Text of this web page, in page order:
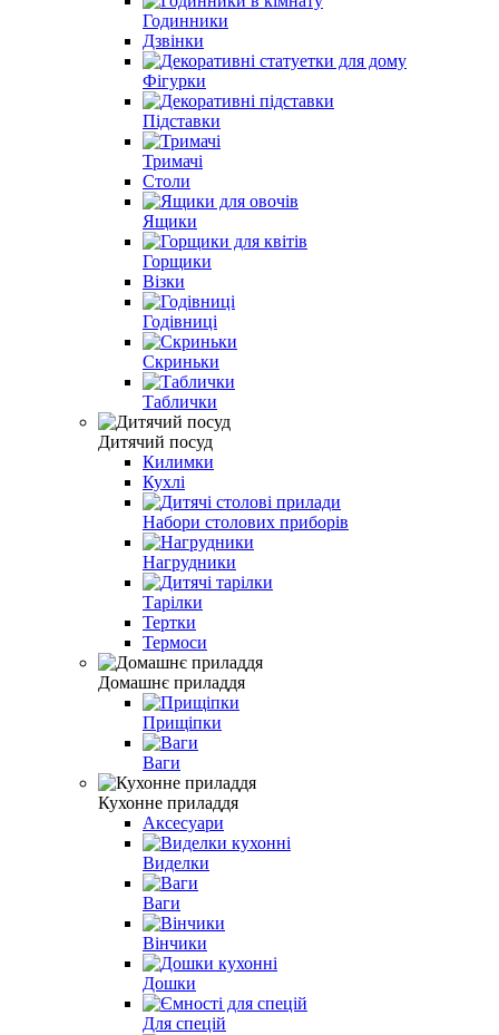
Годинники
Дзвінки
Фігурки
Підставки
Тримачі
Столи
Ящики
Горщики
Візки
Годівниці
Скриньки
Таблички
Дитячий посуд
Килимки
Кухлі
Набори столових приборів
Нагрудники
Тарілки
Тертки
Термоси
Домашнє приладдя
Прищіпки
Ваги
Кухонне приладдя
Аксесуари
Виделки
Ваги
Вінчики
Дошки
Для спецій